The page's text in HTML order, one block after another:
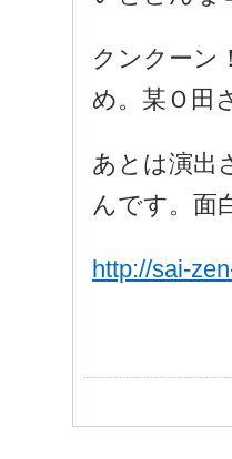
クンクーン
め。某Ｏ田
あとは演出
んです。面
http://sai-